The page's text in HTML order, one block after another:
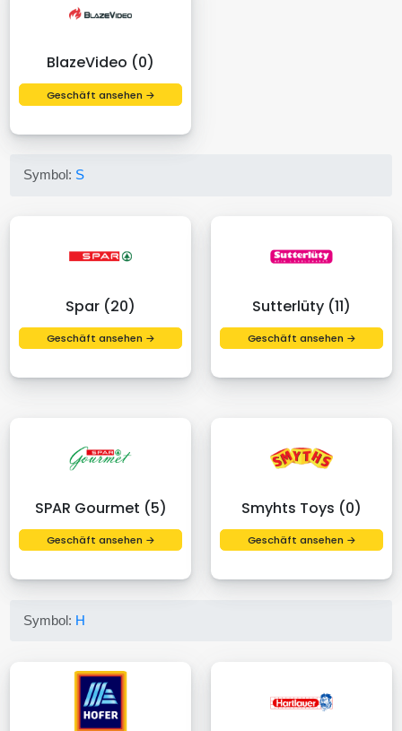
BlazeVideo (0)
Geschäft ansehen →
Symbol: S
Spar (20)
Geschäft ansehen →
Sutterlüty (11)
Geschäft ansehen →
SPAR Gourmet (5)
Geschäft ansehen →
Smyhts Toys (0)
Geschäft ansehen →
Symbol: H